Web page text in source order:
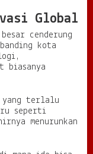
Global
cenderung
kota
biasanya
yang terlalu
seperti
menurunkan